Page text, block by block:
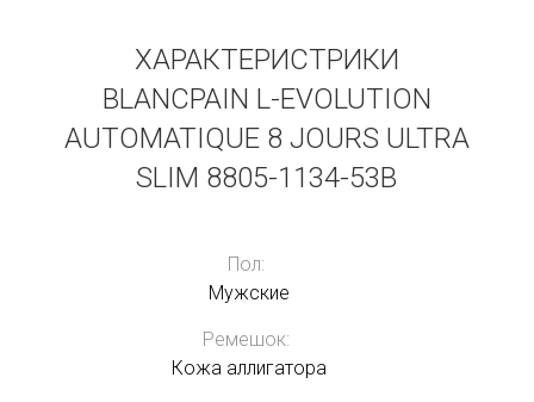
ХАРАКТЕРИСТРИКИ
BLANCPAIN L-EVOLUTION
AUTOMATIQUE 8 JOURS ULTRA
SLIM 8805-1134-53B
Пол:
Мужские
Ремешок:
Кожа аллигатора